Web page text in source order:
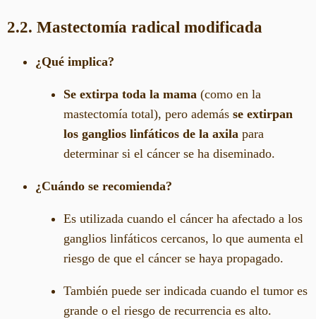
2.2. Mastectomía radical modificada
¿Qué implica?
Se extirpa toda la mama (como en la
mastectomía total), pero además se extirpan
los ganglios linfáticos de la axila para
determinar si el cáncer se ha diseminado.
¿Cuándo se recomienda?
Es utilizada cuando el cáncer ha afectado a los
ganglios linfáticos cercanos, lo que aumenta el
riesgo de que el cáncer se haya propagado.
También puede ser indicada cuando el tumor es
grande o el riesgo de recurrencia es alto.